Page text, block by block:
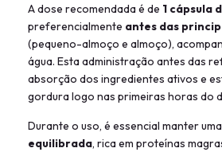
A dose recomendada é de 1 cápsula
preferencialmente antes das
(pequeno-almoço e almoço),
água. Esta administração antes das
absorção dos ingredientes ativos e
gordura logo nas primeiras horas do
Durante o uso, é essencial manter uma
equilibrada, rica em proteínas